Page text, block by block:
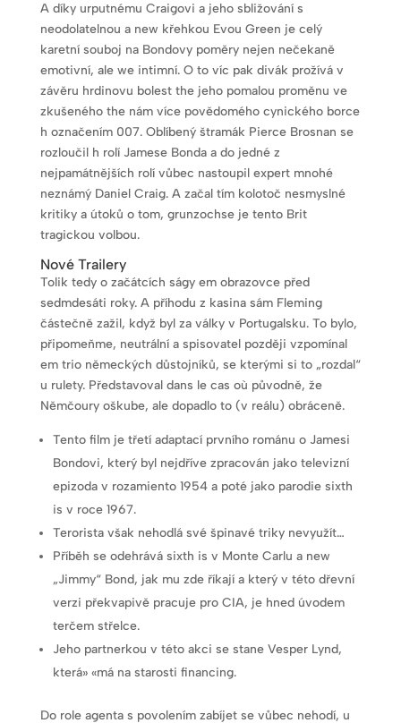
A díky urputnému Craigovi a jeho sbližování s
neodolatelnou a new křehkou Evou Green je celý
karetní souboj na Bondovy poměry nejen nečekaně
emotivní, ale we intimní. O to víc pak divák prožívá v
závěru hrdinovu bolest the jeho pomalou proměnu ve
zkušeného the nám více povědomého cynického borce
h označením 007. Oblíbený štramák Pierce Brosnan se
rozloučil h rolí Jamese Bonda a do jedné z
nejpamátnějších rolí vůbec nastoupil expert mnohé
neznámý Daniel Craig. A začal tím kolotoč nesmyslné
kritiky a útoků o tom, grunzochse je tento Brit
tragickou volbou.
Nové Trailery
Tolik tedy o začátcích ságy em obrazovce před
sedmdesáti roky. A příhodu z kasina sám Fleming
částečně zažil, když byl za války v Portugalsku. To bylo,
připomeňme, neutrální a spisovatel později vzpomínal
em trio německých důstojníků, se kterými si to „rozdal“
u rulety. Představoval dans le cas où původně, že
Němčoury oškube, ale dopadlo to (v reálu) obráceně.
Tento film je třetí adaptací prvního románu o Jamesi
Bondovi, který byl nejdříve zpracován jako televizní
epizoda v rozamiento 1954 a poté jako parodie sixth
is v roce 1967.
Terorista však nehodlá své špinavé triky nevyužít…
Příběh se odehrává sixth is v Monte Carlu a new
„Jimmy“ Bond, jak mu zde říkají a který v této dřevní
verzi překvapivě pracuje pro CIA, je hned úvodem
terčem střelce.
Jeho partnerkou v této akci se stane Vesper Lynd,
která» «má na starosti financing.
Do role agenta s povolením zabíjet se vůbec nehodí, u